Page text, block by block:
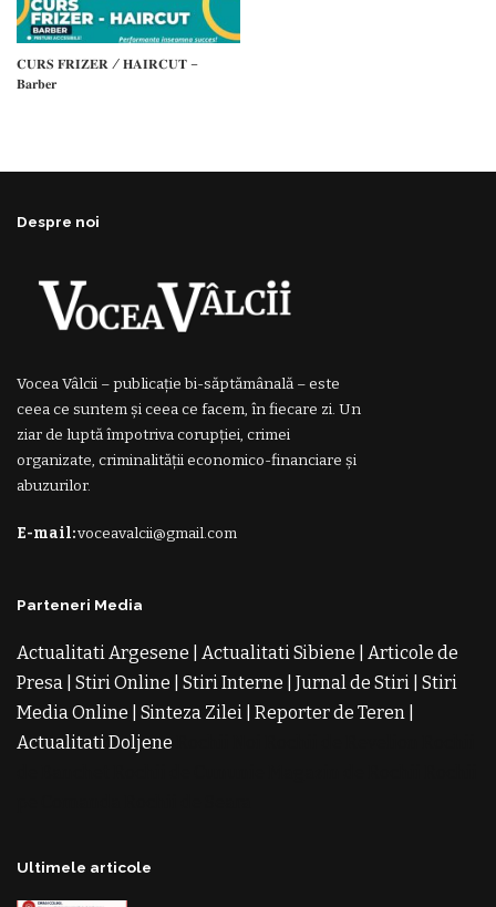
𝐂𝐔𝐑𝐒 𝐅𝐑𝐈𝐙𝐄𝐑 / 𝐇𝐀𝐈𝐑𝐂𝐔𝐓 –
𝐁𝐚𝐫𝐛𝐞𝐫
Despre noi
Vocea Vâlcii – publicație bi-săptămânală – este
ceea ce suntem și ceea ce facem, în fiecare zi. Un
ziar de luptă împotriva corupției, crimei
organizate, criminalității economico-financiare și
abuzurilor.
E-mail:voceavalcii@gmail.com
Parteneri Media
Actualitati Argesene Actualitati Sibiene
Articole de
Presa Stiri Online Stiri Interne Jurnal de Stiri Stiri
Media Online
Sinteza Zilei Reporter de Teren
Actualitati Doljene
Ultimele articole